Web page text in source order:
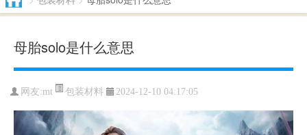
母胎solo是什么意思
网友:mt 包装材料 2024-12-10 04:17:05